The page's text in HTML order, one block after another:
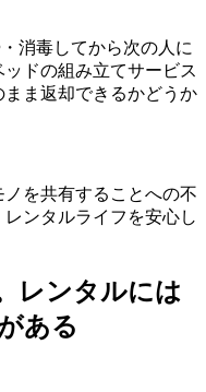
消毒してから次の人に
ドの組み立てサービス
ま返却できるかどうか
を共有することへの不
ンタルライフを安心し
レンタルには
ある